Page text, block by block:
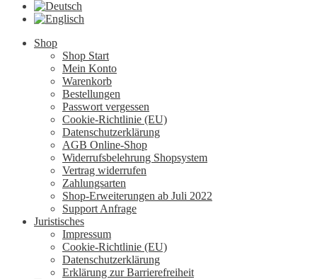
Shop
Shop Start
Mein Konto
Warenkorb
Bestellungen
Passwort vergessen
Cookie-Richtlinie (EU)
Datenschutzerklärung
AGB Online-Shop
Widerrufsbelehrung Shopsystem
Vertrag widerrufen
Zahlungsarten
Shop-Erweiterungen ab Juli 2022
Support Anfrage
Juristisches
Impressum
Cookie-Richtlinie (EU)
Datenschutzerklärung
Erklärung zur Barrierefreiheit